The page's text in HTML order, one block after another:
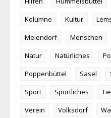
Kolumne
Kultur
Meiendorf
Menschen
Natur
Natürliches
Poppenbüttel
Sasel
Sport
Sportliches
Verein
Volksdorf